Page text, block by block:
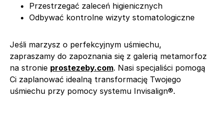
Przestrzegać zaleceń higienicznych
Odbywać kontrolne wizyty stomatologiczne
Jeśli marzysz o perfekcyjnym uśmiechu,
zapraszamy do zapoznania się z galerią metamorfoz
na stronie prostezeby.com. Nasi specjaliści pomogą
Ci zaplanować idealną transformację Twojego
uśmiechu przy pomocy systemu Invisalign®.